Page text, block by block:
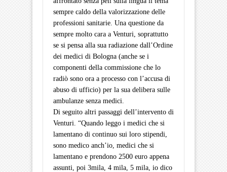
sempre caldo della valorizzazione delle
professioni sanitarie. Una questione da
sempre molto cara a Venturi, soprattutto
se si pensa alla sua radiazione dall’Ordine
dei medici di Bologna (anche se i
componenti della commissione che lo
radiò sono ora a processo con l’accusa di
abuso di ufficio) per la sua delibera sulle
ambulanze senza medici.
Di seguito altri passaggi dell’intervento di
Venturi. “Quando leggo i medici che si
lamentano di continuo sui loro stipendi,
sono medico anch’io, medici che si
lamentano e prendono 2500 euro appena
assunti, poi 3mila, 4 mila, 5 mila, io dico